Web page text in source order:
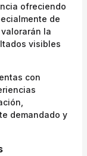
ofreciendo
de
la
visibles
con
demandado y